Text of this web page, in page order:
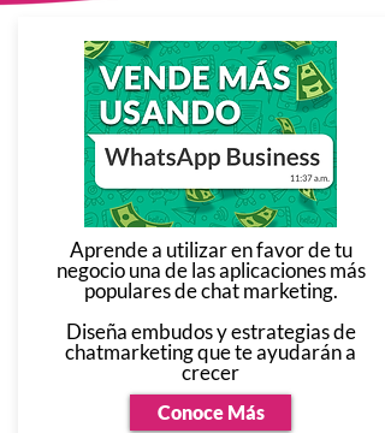
Aprende a utilizar en favor de tu
negocio una de las aplicaciones más
populares de chat marketing.
Diseña embudos y estrategias de
chatmarketing que te ayudarán a
crecer
Conoce Más